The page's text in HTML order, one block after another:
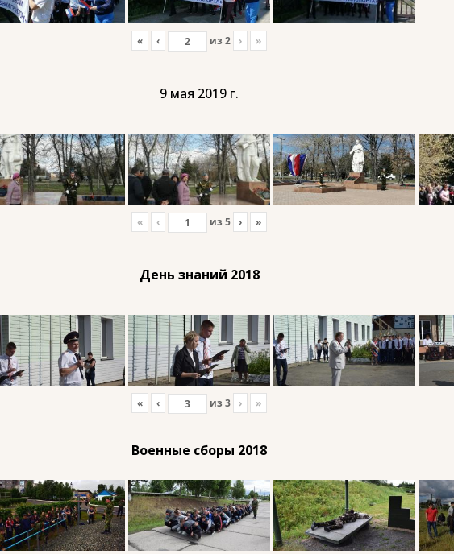
« ‹ из 2 › »
9 мая 2019 г.
« ‹ из 5 › »
День знаний 2018
« ‹ из 3 › »
Военные сборы 2018